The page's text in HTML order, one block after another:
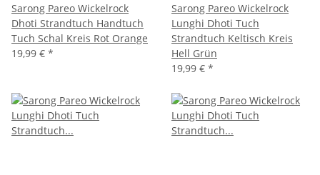
Sarong Pareo Wickelrock
Dhoti Strandtuch Handtuch
Tuch Schal Kreis Rot Orange
19,99 € *
Sarong Pareo Wickelrock
Lunghi Dhoti Tuch
Strandtuch Keltisch Kreis
Hell Grün
19,99 € *